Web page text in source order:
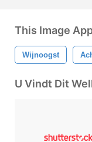
This Image
Wijnoogst
U Vindt Dit